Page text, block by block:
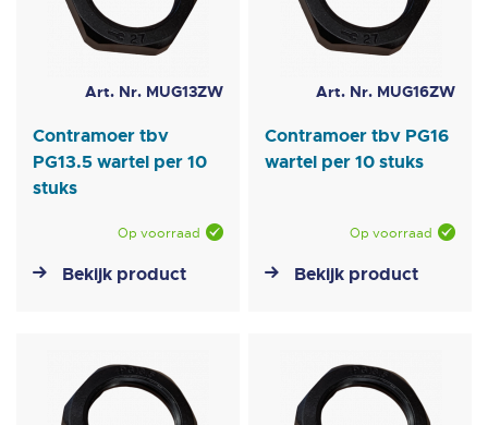
Art. Nr. MUG13ZW
Contramoer tbv
PG13.5 wartel per 10
stuks
Op voorraad
Bekijk product
Art. Nr. MUG16ZW
Contramoer tbv PG16
wartel per 10 stuks
Op voorraad
Bekijk product